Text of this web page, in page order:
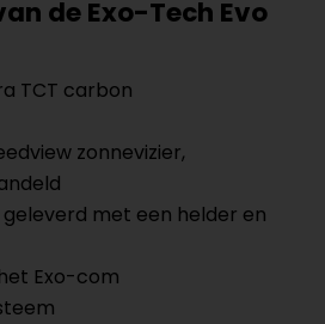
de Exo-Tech Evo
TCT carbon
zonnevizier,
met een helder en
Exo-com